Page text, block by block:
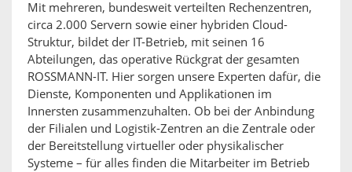
Mit mehreren, bundesweit verteilten Rechenzentren,
circa 2.000 Servern sowie einer hybriden Cloud-
Struktur, bildet der IT-Betrieb, mit seinen 16
Abteilungen, das operative Rückgrat der gesamten
ROSSMANN-IT. Hier sorgen unsere Experten dafür, die
Dienste, Komponenten und Applikationen im
Innersten zusammenzuhalten. Ob bei der Anbindung
der Filialen und Logistik-Zentren an die Zentrale oder
der Bereitstellung virtueller oder physikalischer
Systeme – für alles finden die Mitarbeiter im Betrieb